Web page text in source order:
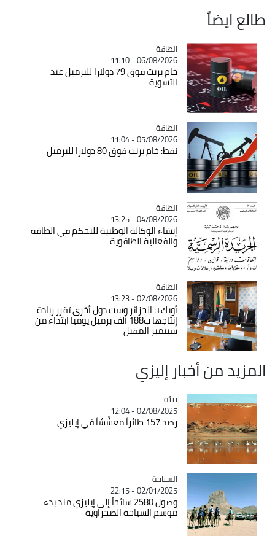
طالع ايضاً
Catégorie
الطاقة
06/08/2026 - 11:10
خام برنت فوق 79 دولارا للبرميل عند
التسوية
Catégorie
الطاقة
05/08/2026 - 11:04
نفط: خام برنت فوق 80 دولارا للبرميل
Catégorie
الطاقة
04/08/2026 - 13:25
إنشاء الوكالة الوطنية للتحكم في الطاقة
والفعالية الطاقوية
Catégorie
الطاقة
02/08/2026 - 13:23
أوبك+: الجزائر وست دول أخرى تقرر زيادة
إنتاجها ب188 ألف برميل يوميا ابتداء من
سبتمبر المقبل
المزيد من أخبار إليزي
Catégorie
بيئة
02/08/2025 - 12:04
رصد 157 طائراً معشّشاً في إيليزي
Catégorie
السياحة
02/01/2025 - 22:15
وصول 2580 سائحاً إلى إيليزي منذ بدء
موسم السياحة الصحراوية